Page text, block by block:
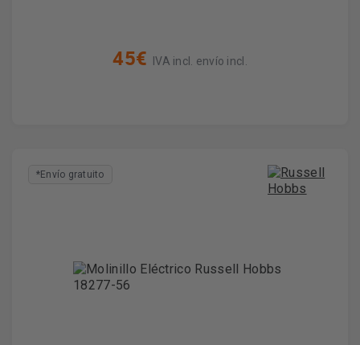
45€ IVA incl. envío incl.
*Envío gratuito